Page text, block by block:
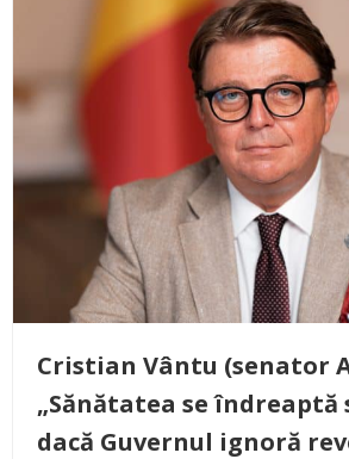
Cristian Vântu (senator
„Sănătatea se îndreaptă
dacă Guvernul ignoră